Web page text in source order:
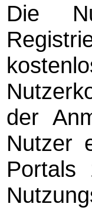
Die
der
Nutzer
Portals